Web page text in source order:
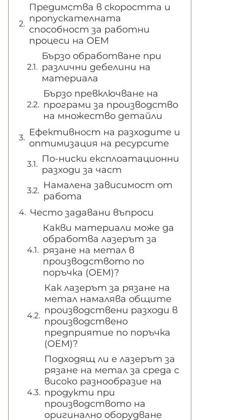
Предимства в скоростта и
пропускателната
способност за работни
процеси на OEM
Бързо обработване при
различни дебелини на
материала
Бързо превключване на
програми за производство
на множество детайли
Ефективност на разходите и
оптимизация на ресурсите
По-ниски експлоатационни
разходи за част
Намалена зависимост от
работа
Често задавани въпроси
Какви материали може да
обработва лазерът за
рязане на метал в
производството по
поръчка (OEM)?
Как лазерът за рязане на
метал намалява общите
производствени разходи в
производствено
предприятие по поръчка
(OEM)?
Подходящ ли е лазерът за
рязане на метал за среда с
високо разнообразие на
продукти при
производството на
оригинално оборудване